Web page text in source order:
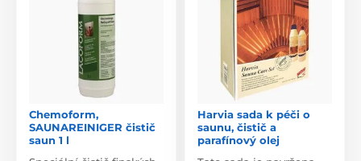
Chemoform,
SAUNAREINIGER čistič
saun 1 l
Harvia sada k péči o
saunu, čistič a
parafínový olej